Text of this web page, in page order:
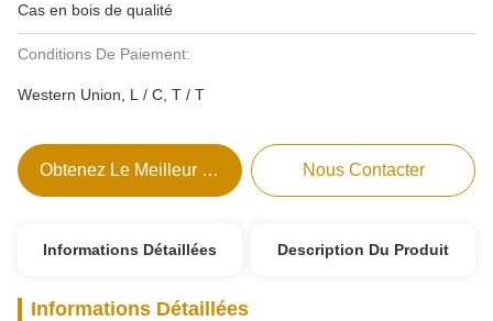
Cas en bois de qualité
Conditions De Paiement:
Western Union, L / C, T / T
Obtenez Le Meilleur Prix Nous Contacter
Informations Détaillées Description Du Produit
Informations Détaillées